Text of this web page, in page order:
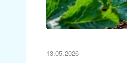
13.05.2026